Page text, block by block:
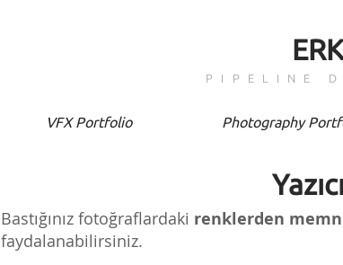
PIPELINE
VFX Portfolio Photography
Bastığınız fotoğraflardaki renklerden
faydalanabilirsiniz.